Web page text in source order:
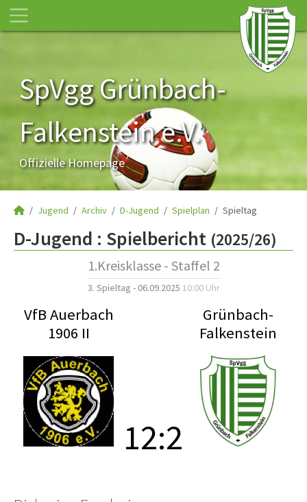
SpVgg Grünbach-
Falkenstein e.V.
Offizielle Homepage
Jugend Archiv D-Jugend Spielplan Spieltag
D-Jugend : Spielbericht (2025/26)
1.Kreisklasse - Staffel 2
3. Spieltag - 06.09.2025 10:00 Uhr
VfB Auerbach
1906 II
Grünbach-
Falkenstein
12:2